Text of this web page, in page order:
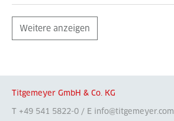
Weitere anzeigen
Titgemeyer GmbH & Co. KG
T +49 541 5822-0 / E info@titgemeyer.com